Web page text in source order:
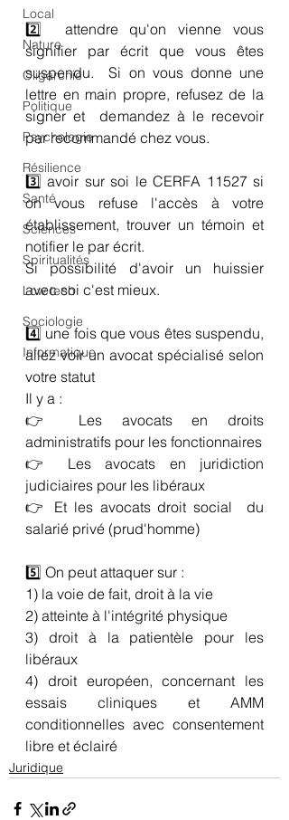
Local
Nature
Oligarchie
Politique
Psychologie
Résilience
Santé
Sciences
Spiritualités
Low tech
Sociologie
Informatique
2️⃣  attendre qu'on vienne vous
signifier par écrit que vous êtes
suspendu.  Si on vous donne une
lettre en main propre, refusez de la
signer et  demandez à le recevoir
par recommandé chez vous.
3️⃣ avoir sur soi le CERFA 11527 si
on vous refuse l'accès à votre
établissement, trouver un témoin et
notifier le par écrit.
Si possibilité d'avoir un huissier
avec soi c'est mieux.
4️⃣ une fois que vous êtes suspendu,
allez voir un avocat spécialisé selon
votre statut
Il y a :
👉 Les avocats en droits
👉 Les avocats en juridiction
judiciaires pour les libéraux
👉 Et les avocats droit social  du
salarié privé (prud'homme)
5️⃣ On peut attaquer sur :
1) la voie de fait, droit à la vie
2) atteinte à l'intégrité physique
3) droit à la patientèle pour les
libéraux
4) droit européen, concernant les
essais cliniques et AMM
conditionnelles avec consentement
libre et éclairé
Juridique